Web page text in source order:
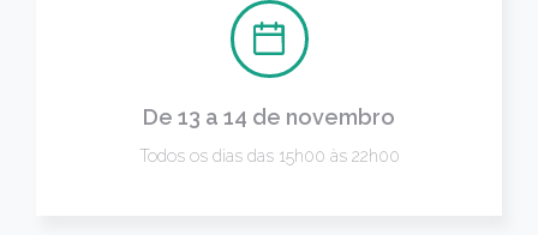
De 13 a 14 de novembro
Todos os dias das 15h00 às 22h00